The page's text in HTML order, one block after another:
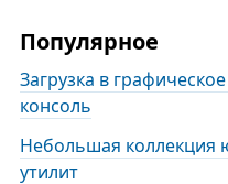
Популярное
Загрузка в
консоль
Небольшая коллекция
утилит